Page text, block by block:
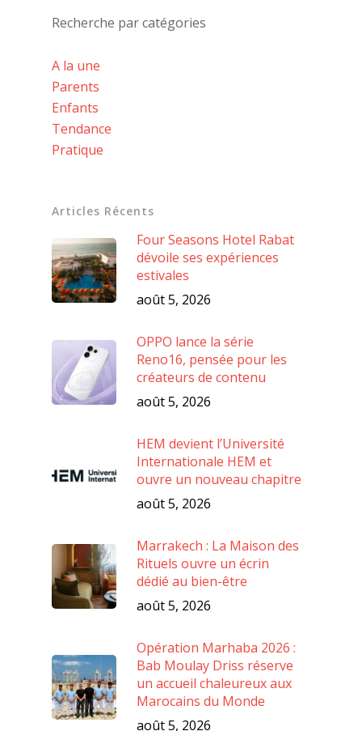
Recherche par catégories
A la une
Parents
Enfants
Tendance
Pratique
Articles Récents
Four Seasons Hotel Rabat
dévoile ses expériences
estivales
août 5, 2026
OPPO lance la série
Reno16, pensée pour les
créateurs de contenu
août 5, 2026
HEM devient l’Université
Internationale HEM et
ouvre un nouveau chapitre
août 5, 2026
Marrakech : La Maison des
Rituels ouvre un écrin
dédié au bien-être
août 5, 2026
Opération Marhaba 2026 :
Bab Moulay Driss réserve
un accueil chaleureux aux
Marocains du Monde
août 5, 2026